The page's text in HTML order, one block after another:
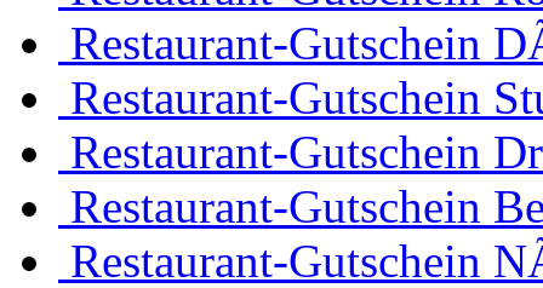
Restaurant-Gutschein
Restaurant-Gutschein
Restaurant-Gutschein
Restaurant-Gutschein
Restaurant-Gutschein